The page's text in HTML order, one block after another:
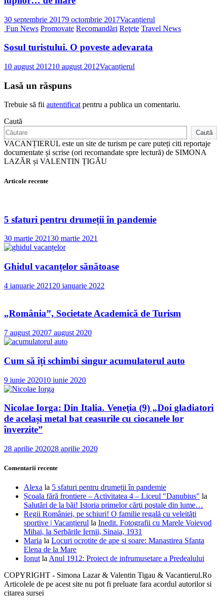
30 septembrie 20179 octombrie 2017Vacanțierul
Fun News Promovate Recomandări Reţete Travel News
Sosul turistului. O poveste adevarata
10 august 201210 august 2012Vacanțierul
Lasă un răspuns
Trebuie să fii autentificatpentru a publica un comentariu.
Caută
Caută
VACANȚIERUL este un site de turism pe care puteți citi reportaje
documentate și scrise (ori recomandate spre lectură) de SIMONA
LAZĂR și VALENTIN ȚIGĂU
Articole recente
5 sfaturi pentru drumeții în pandemie
30 martie 202130 martie 2021
Ghidul vacanțelor sănătoase
4 ianuarie 2021 20 ianuarie 2022
„România”, Societate Academică de Turism
7 august 20207 august 2020
Cum să îți schimbi singur acumulatorul auto
9 iunie 202010 iunie 2020
Nicolae Iorga: Din Italia. Veneţia (9) „Doi gladiatori
de același metal bat ceasurile cu ciocanele lor
înverzite”
28 aprilie 202028 aprilie 2020
Comentarii recente
Alexa la 5 sfaturi pentru drumeții în pandemie
Școala fără frontiere – Activitatea 4 – Liceul "Danubius" la
Salutări de la băi! Istoria primelor cărţi poştale din lume…
Regii României, pe schiuri! O familie regală cu veleităţi
sportive | Vacanțierul la Inedit. Fotografii cu Marele Voievod
Mihai, la Serbările Iernii, Sinaia, 1931
Maria la Locuri ocrotite de ape si soare: Manastirea Sfanta
Elena de la Mare
Ionut la Anul 1912: Proiect de infrumusetare a Predealului
COPYRIGHT - Simona Lazar & Valentin Tigau & Vacantierul.Ro
Articolele de pe acest site nu pot fi preluate fara acordul autorilor si
citarea sursei